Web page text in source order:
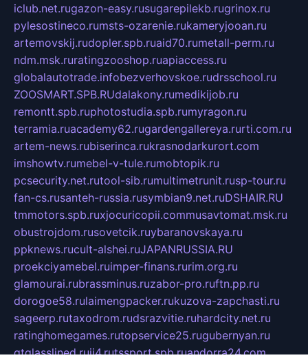
iclub.net.rugazon-easy.rusugarepilekb.rugrinox.ru
pylesostineco.rumsts-ozarenie.rukameryjooan.ru
artemovskij.rudopler.spb.ruaid70.rumetall-perm.ru
ndm.msk.ruratingzooshop.ruapiaccess.ru
globalautotrade.infobezverhovskoe.rudrsschool.ru
ZOOSMART.SPB.RUdalakony.rumedikijob.ru
remontt.spb.ruphotostudia.spb.rumyragon.ru
terramia.ruacademy62.rugardengallereya.rurti.com.ru
artem-news.rubiserinca.rukrasnodarkurort.com
imshowtv.rumebel-v-tule.rumobtopik.ru
pcsecurity.net.rutool-sib.rumultimetrunit.rusp-tour.ru
fan-cs.rusanteh-russia.rusymbian9.net.ruDSHAIR.RU
tmmotors.spb.ruxjocuricopii.commusavtomat.msk.ru
obustrojdom.rusovetcik.ruybaranovskaya.ru
ppknews.rucult-alshei.ruJAPANRUSSIA.RU
proekciyamebel.ruimper-finans.rurim.org.ru
glamourai.rubrassminus.ruzabor-pro.ruftn.pp.ru
dorogoe58.rulaimengpacker.rukuzova-zapchasti.ru
sageerp.rutaxodrom.rudsrazvitie.ruhardcity.net.ru
ratinghomegames.rutopservice25.rugubernyan.ru
gtglasslined.ruii4.rutssport.spb.ruandorra24.com